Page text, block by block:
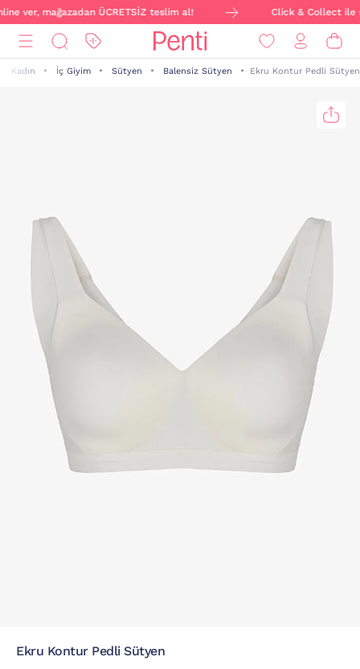
ver, mağazadan ÜCRETSİZ teslim al! Click & Collect ile
Kadın İç Giyim Sütyen Balensiz Sütyen Ekru Kontur Pedli Sütyen
Ekru Kontur Pedli Sütyen